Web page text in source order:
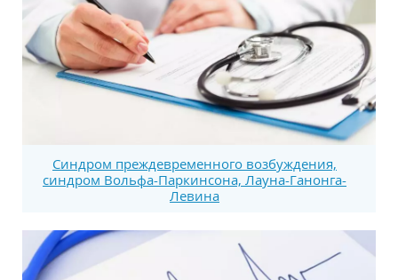
Синдром преждевременного возбуждения,
синдром Вольфа-Паркинсона, Лауна-Ганонга-
Левина